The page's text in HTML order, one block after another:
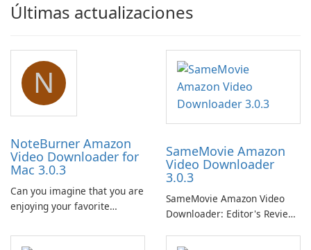
Últimas actualizaciones
N
NoteBurner Amazon
Video Downloader for
Mac 3.0.3
Can you imagine that you are
enjoying your favorite
lying on the beach, camping
SameMovie Amazon
Video Downloader
3.0.3
SameMovie Amazon Video
Downloader: Editor's Review
Downloader is a desktop